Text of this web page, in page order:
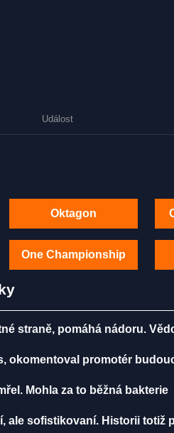
Událost
Oktagon
One Championship
straně, pomáhá nádoru.
okomentoval promotér
Mohla za to běžná bakterie
ale sofistikovaní. Historii totiž